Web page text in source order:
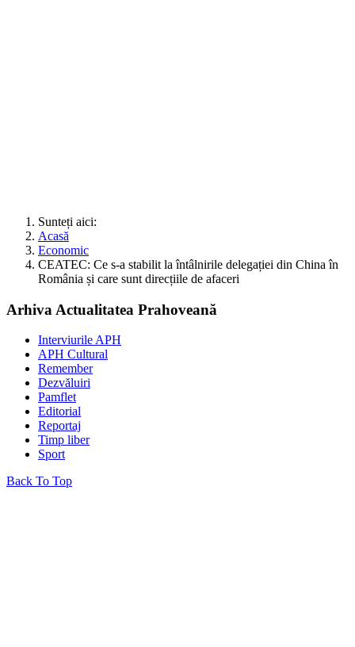
Sunteți aici:
Acasă
Economic
CEATEC: Ce s-a stabilit la întâlnirile delegației din China în
România și care sunt direcțiile de afaceri
Arhiva Actualitatea Prahoveană
Interviurile APH
APH Cultural
Remember
Dezvăluiri
Pamflet
Editorial
Reportaj
Timp liber
Sport
Back To Top